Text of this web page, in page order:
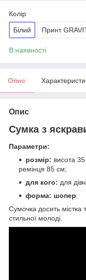
Колір
Білий Принт
В наявності
Опис
Опис
Сумка з
Параметри:
розмір: висота
ремінця 85 см;
для кого: для
форма: шопер.
Сумочка досить містка
стильної молоді.